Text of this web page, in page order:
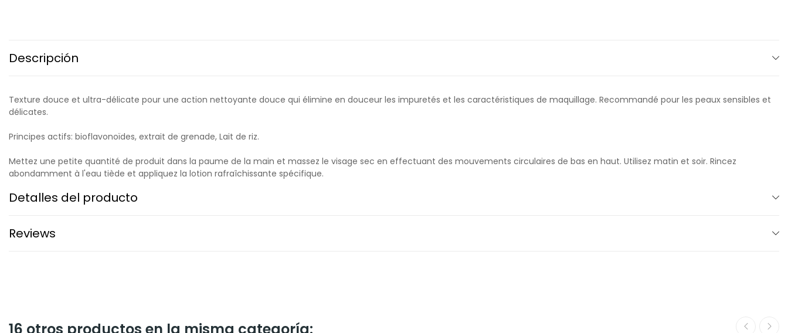
Descripción
Texture douce et ultra-délicate pour une action nettoyante douce qui élimine en douceur les impuretés et les caractéristiques de maquillage. Recommandé pour les peaux sensibles et
délicates.
Principes actifs: bioflavonoïdes, extrait de grenade, Lait de riz.
Mettez une petite quantité de produit dans la paume de la main et massez le visage sec en effectuant des mouvements circulaires de bas en haut. Utilisez matin et soir. Rincez
abondamment à l'eau tiède et appliquez la lotion rafraîchissante spécifique.
Detalles del producto
Reviews
16 otros productos en la misma categoría: